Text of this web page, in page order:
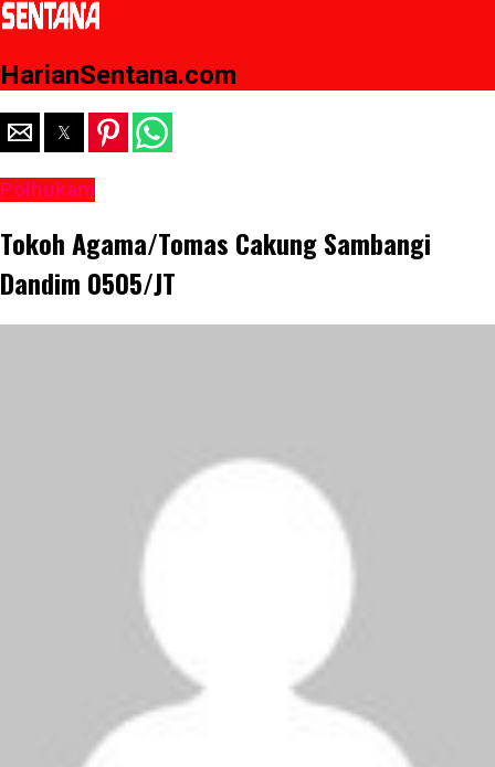
HarianSentana.com
Polhukam
Tokoh Agama/Tomas Cakung Sambangi
Dandim 0505/JT